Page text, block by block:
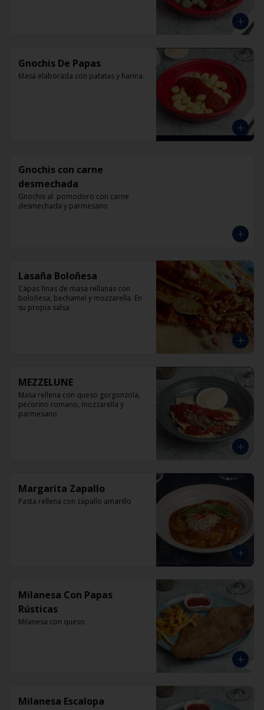
Gnochis De Papas
Masa elaborada con patatas y harina.
Gnochis con carne
desmechada
Gnochis al  pomodoro con carne
desmechada y parmesano
Lasaña Boloñesa
Capas finas de masa rellanas con
boloñesa, bechamel y mozzarella. En
su propia salsa
MEZZELUNE
Masa rellena con queso gorgonzola,
pecorino romano, mozzarella y
parmesano
Margarita Zapallo
Pasta rellena con zapallo amarillo
Milanesa Con Papas
Rústicas
Milanesa con queso
Milanesa Escalopa